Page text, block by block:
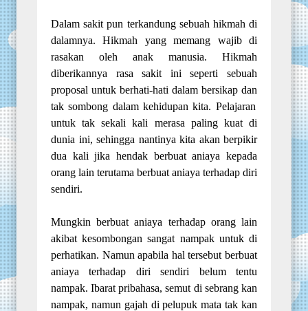
Dalam sakit pun terkandung sebuah hikmah di
dalamnya. Hikmah yang memang wajib di
rasakan oleh anak manusia. Hikmah
diberikannya rasa sakit inisepertisebuah
proposal untuk berhati-hati dalam bersikap dan
tak sombong dalam kehidupan kita. Pelajaran
untuk tak sekali kali merasa paling kuat di
dunia ini, sehingga nantinya kita akan berpikir
dua kali jika hendak berbuat aniaya kepada
orang lain terutama berbuat aniaya terhadap diri
sendiri.
Mungkin berbuat aniaya terhadap orang lain
akibat kesombongan sangat nampak untuk di
perhatikan. Namun apabila hal tersebutberbuat
aniaya terhadap diri sendiri belum tentu
nampak. Ibarat pribahasa, semut di sebrang kan
nampak, namun gajah di pelupuk mata tak kan